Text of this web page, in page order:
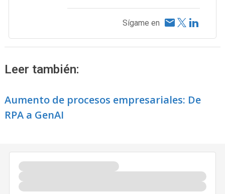
Sígame en
Leer también:
Aumento de procesos empresariales: De
RPA a GenAI